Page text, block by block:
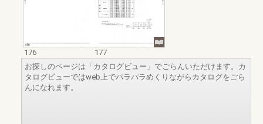
176
177
お探しのページは「カタログビュー」でごらんいただけます。カ
タログビューではweb上でパラパラめくりながらカタログをごら
んになれます。